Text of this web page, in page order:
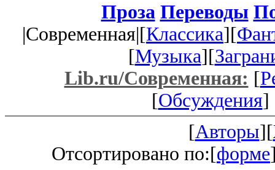
Проза Переводы
|Современная|[Классика][
[Музыка][
Lib.ru/Современная: [
[Обсуждения]
[Авторы][
Отсортировано по:[форме